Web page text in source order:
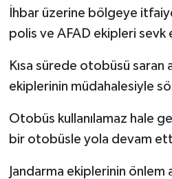
İhbar üzerine bölgeye
polis ve AFAD ekipleri sevk
Kısa sürede otobüsü saran
ekiplerinin müdahalesiyle
Otobüs kullanılamaz hale
bir otobüsle yola devam
Jandarma ekiplerinin önlem